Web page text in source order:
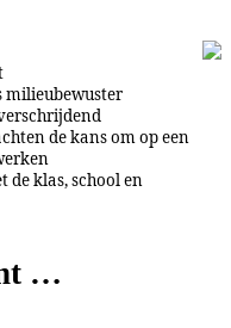
milieubewuster
de kans om op een
de klas, school en
…